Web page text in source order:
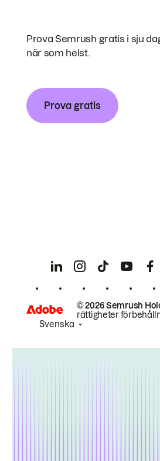
Prova Semrush gratis i sju
när som helst.
Prova gratis
© 2026 Semrush
rättigheter
Svenska